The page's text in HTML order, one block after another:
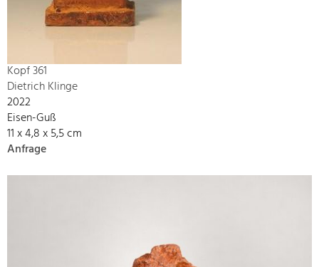
Kopf 361
Dietrich Klinge
2022
Eisen-Guß
11 x 4,8 x 5,5 cm
Anfrage